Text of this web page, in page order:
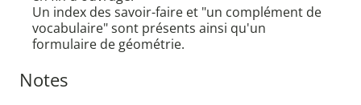
Un index des savoir-faire et "un complément de
vocabulaire" sont présents ainsi qu'un
formulaire de géométrie.
Notes